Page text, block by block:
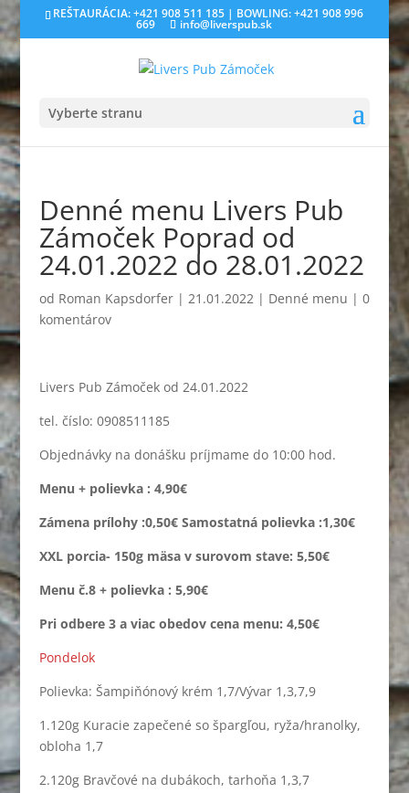
REŠTAURÁCIA: +421 908 511 185 | BOWLING: +421 908 996
669 info@liverspub.sk
Vyberte stranu
Denné menu Livers Pub
Zámoček Poprad od
24.01.2022 do 28.01.2022
od Roman Kapsdorfer| 21.01.2022| Denné menu | 0
komentárov
Livers Pub Zámoček od 24.01.2022
tel. číslo: 0908511185
Objednávky na donášku príjmame do 10:00 hod.
Menu + polievka : 4,90€
Zámena prílohy :0,50€ Samostatná polievka :1,30€
XXL porcia- 150g mäsa v surovom stave: 5,50€
Menu č.8 + polievka : 5,90€
Pri odbere 3 a viac obedov cena menu: 4,50€
Pondelok
Polievka: Šampiňónový krém 1,7/Vývar 1,3,7,9
1.120g Kuracie zapečené so špargľou, ryža/hranolky,
obloha 1,7
2.120g Bravčové na dubákoch, tarhoňa 1,3,7